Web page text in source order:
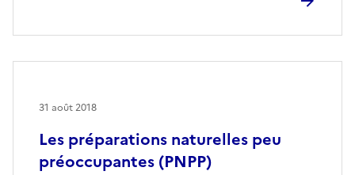
Les préparations naturelles peu
préoccupantes (PNPP)
31 août 2018